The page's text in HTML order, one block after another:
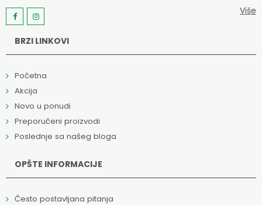
Više
BRZI LINKOVI
Početna
Akcija
Novo u ponudi
Preporučeni proizvodi
Poslednje sa našeg bloga
OPŠTE INFORMACIJE
Često postavljana pitanja